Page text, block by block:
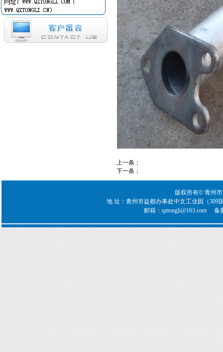
上一条：
下一条：
版权所有© 青州
地 址：青州市益都办事处中文工业园（309
邮箱：qztongli@163.com 备